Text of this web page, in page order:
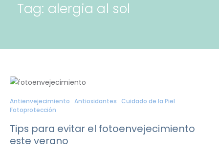
Tag: alergia al sol
Antienvejecimiento Antioxidantes Cuidado de la Piel
Fotoprotección
Tips para evitar el fotoenvejecimiento
este verano